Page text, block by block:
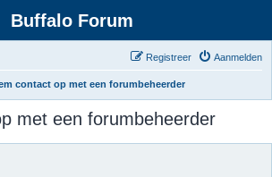
Buffalo Forum
Aanmelden
Registreer
contact op met een forumbeheerder
met een forumbeheerder